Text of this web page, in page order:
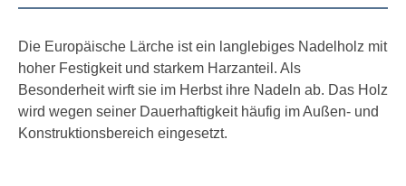
Die Europäische Lärche ist ein langlebiges Nadelholz mit
hoher Festigkeit und starkem Harzanteil. Als
Besonderheit wirft sie im Herbst ihre Nadeln ab. Das Holz
wird wegen seiner Dauerhaftigkeit häufig im Außen- und
Konstruktionsbereich eingesetzt.